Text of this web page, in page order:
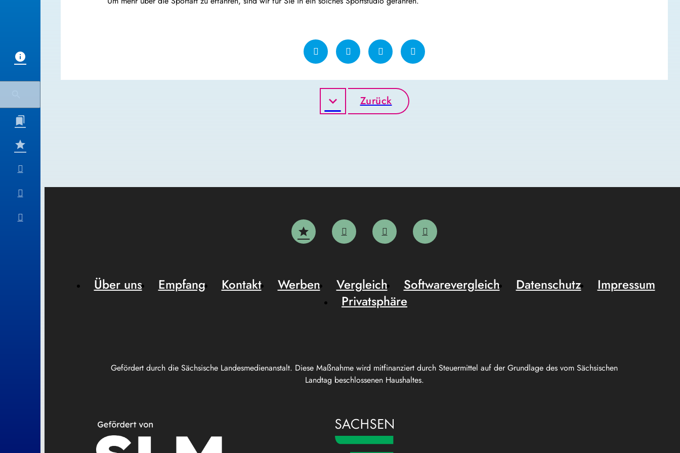
Zurück
Gefördert durch die Sächsische Landesmedienanstalt. Diese Maßnahme wird mitfinanziert durch Steuermittel auf der Grundlage des vom Sächsischen
Landtag beschlossenen Haushaltes.
Über uns Empfang Kontakt Werben Vergleich Softwarevergleich Datenschutz
Impressum
Privatsphäre